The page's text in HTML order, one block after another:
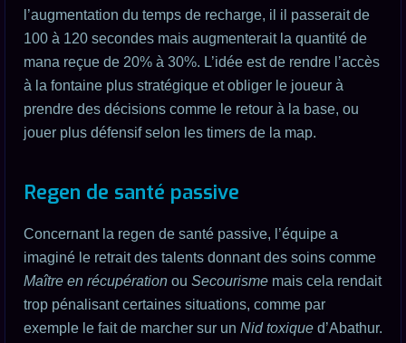
l’augmentation du temps de recharge, il il passerait de
100 à 120 secondes mais augmenterait la quantité de
mana reçue de 20% à 30%. L’idée est de rendre l’accès
à la fontaine plus stratégique et obliger le joueur à
prendre des décisions comme le retour à la base, ou
jouer plus défensif selon les timers de la map.
Regen de santé passive
Concernant la regen de santé passive, l’équipe a
imaginé le retrait des talents donnant des soins comme
Maître en récupération ou Secourisme mais cela rendait
trop pénalisant certaines situations, comme par
exemple le fait de marcher sur un Nid toxique d’Abathur.